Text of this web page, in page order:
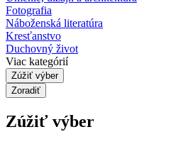
Fotografia
Náboženská literatúra
Kresťanstvo
Duchovný život
Viac kategórií
Zúžiť výber
Zoradiť
Zúžiť výber